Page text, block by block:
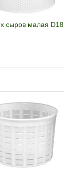
сыров малая D18